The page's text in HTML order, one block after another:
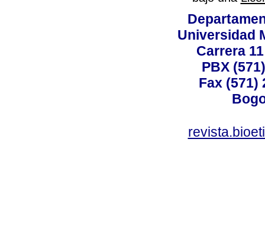
Universidad
Carrera
PBX
Fax (571)